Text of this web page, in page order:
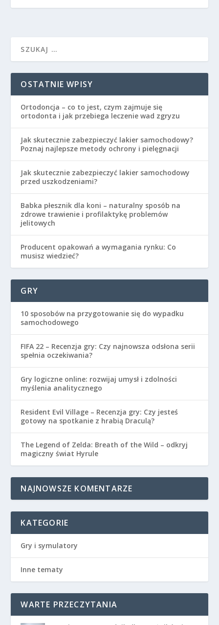
OSTATNIE WPISY
Ortodoncja – co to jest, czym zajmuje się
ortodonta i jak przebiega leczenie wad zgryzu
Jak skutecznie zabezpieczyć lakier samochodowy?
Poznaj najlepsze metody ochrony i pielęgnacji
Jak skutecznie zabezpieczyć lakier samochodowy
przed uszkodzeniami?
Babka płesznik dla koni – naturalny sposób na
zdrowe trawienie i profilaktykę problemów
jelitowych
Producent opakowań a wymagania rynku: Co
musisz wiedzieć?
GRY
10 sposobów na przygotowanie się do wypadku
samochodowego
FIFA 22 – Recenzja gry: Czy najnowsza odsłona serii
spełnia oczekiwania?
Gry logiczne online: rozwijaj umysł i zdolności
myślenia analitycznego
Resident Evil Village – Recenzja gry: Czy jesteś
gotowy na spotkanie z hrabią Draculą?
The Legend of Zelda: Breath of the Wild – odkryj
magiczny świat Hyrule
NAJNOWSZE KOMENTARZE
KATEGORIE
Gry i symulatory
Inne tematy
WARTE PRZECZYTANIA